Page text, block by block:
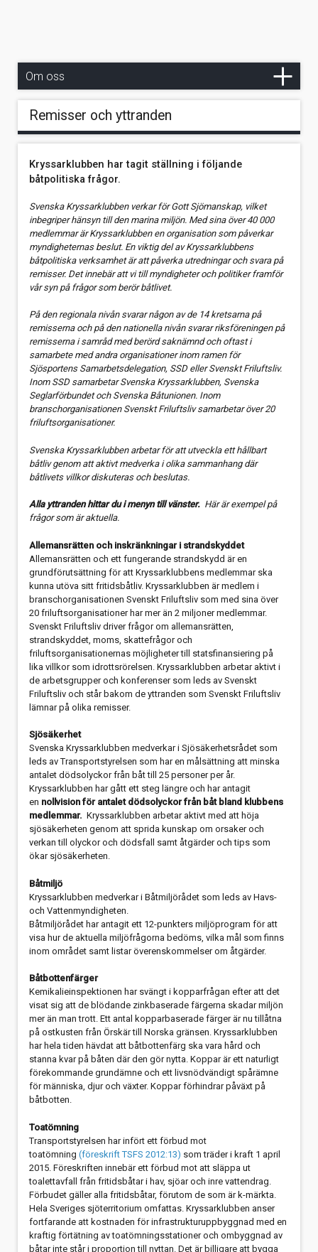
Om oss
Verksamhet
Barn & ungdom
PX! – för unga båtlivsintresserade
PX! sommaren 2018
Stöd ungdomsverksamheten
Kretsar
Nämnder
Båttekniska nämnden
Eskadernämnden
Hamn- farledsnämnden
Miljönämnden
Qvinna Ombordnämnden
Remisser och yttranden
Kryssarklubben har tagit ställning i följande
båtpolitiska frågor.
Svenska Kryssarklubben verkar för Gott Sjömanskap, vilket
inbegriper hänsyn till den marina miljön. Med sina över 40 000
medlemmar är Kryssarklubben en organisation som påverkar
myndigheternas beslut. En viktig del av Kryssarklubbens
båtpolitiska verksamhet är att påverka utredningar och svara på
remisser. Det innebär att vi till myndigheter och politiker framför
vår syn på frågor som berör båtlivet.
På den regionala nivån svarar någon av de 14 kretsarna på
remisserna och på den nationella nivån svarar riksföreningen på
remisserna i samråd med berörd saknämnd och oftast i
samarbete med andra organisationer inom ramen för
Sjösportens Samarbetsdelegation, SSD eller Svenskt Friluftsliv.
Inom SSD samarbetar Svenska Kryssarklubben, Svenska
Seglarförbundet och Svenska Båtunionen. Inom
branschorganisationen Svenskt Friluftsliv samarbetar över 20
friluftsorganisationer.
Svenska Kryssarklubben arbetar för att utveckla ett hållbart
båtliv genom att aktivt medverka i olika sammanhang där
båtlivets villkor diskuteras och beslutas.
Alla yttranden hittar du i menyn till vänster.Här är exempel på
frågor som är aktuella.
Allemansrätten och inskränkningar i strandskyddet
Allemansrätten och ett fungerande strandskydd är en
grundförutsättning för att Kryssarklubbens medlemmar ska
kunna utöva sitt fritidsbåtliv. Kryssarklubben är medlem i
branschorganisationen Svenskt Friluftsliv som med sina över
20 friluftsorganisationer har mer än 2 miljoner medlemmar.
Svenskt Friluftsliv driver frågor om allemansrätten,
strandskyddet, moms, skattefrågor och
friluftsorganisationernas möjligheter till statsfinansiering på
lika villkor som idrottsrörelsen. Kryssarklubben arbetar aktivt i
de arbetsgrupper och konferenser som leds av Svenskt
Friluftsliv och står bakom de yttranden som Svenskt Friluftsliv
lämnar på olika remisser.
Sjösäkerhet
Svenska Kryssarklubben medverkar i Sjösäkerhetsrådet som
leds av Transportstyrelsen som har en målsättning att minska
antalet dödsolyckor från båt till 25 personer per år.
Kryssarklubben har gått ett steg längre och har antagit
en nollvision för antalet dödsolyckor från båt bland klubbens
medlemmar. Kryssarklubben arbetar aktivt med att höja
sjösäkerheten genom att sprida kunskap om orsaker och
verkan till olyckor och dödsfall samt åtgärder och tips som
ökar sjösäkerheten.
Båtmiljö
Kryssarklubben medverkar i Båtmiljörådet som leds av Havs-
och Vattenmyndigheten.
Båtmiljörådet har antagit ett 12-punkters miljöprogram för att
visa hur de aktuella miljöfrågorna bedöms, vilka mål som finns
inom området samt listar överenskommelser om åtgärder.
Båtbottenfärger
Kemikalieinspektionen har svängt i kopparfrågan efter att det
visat sig att de blödande zinkbaserade färgerna skadar miljön
mer än man trott. Ett antal kopparbaserade färger är nu tillåtna
på ostkusten från Örskär till Norska gränsen. Kryssarklubben
har hela tiden hävdat att båtbottenfärg ska vara hård och
stanna kvar på båten där den gör nytta. Koppar är ett naturligt
förekommande grundämne och ett livsnödvändigt spårämne
för människa, djur och växter. Koppar förhindrar påväxt på
båtbotten.
Toatömning
Transportstyrelsen har infört ett förbud mot
toatömning (föreskrift TSFS 2012:13) som träder i kraft 1 april
2015. Föreskriften innebär ett förbud mot att släppa ut
toalettavfall från fritidsbåtar i hav, sjöar och inre vattendrag.
Förbudet gäller alla fritidsbåtar, förutom de som är k-märkta.
Hela Sveriges sjöterritorium omfattas. Kryssarklubben anser
fortfarande att kostnaden för infrastrukturuppbyggnad med en
kraftig förtätning av toatömningsstationer och ombyggnad av
båtar inte står i proportion till nyttan. Det är billigare att bygga